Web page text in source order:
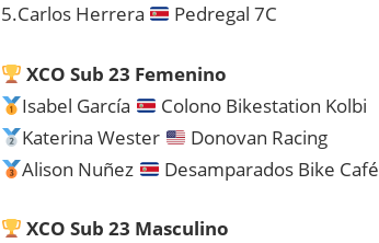
5.Carlos Herrera
Pedregal 7C
XCO Sub 23 Femenino
Isabel García
Colono Bikestation Kolbi
Katerina Wester
Donovan Racing
Alison Nuñez
Desamparados Bike Café
XCO Sub 23 Masculino